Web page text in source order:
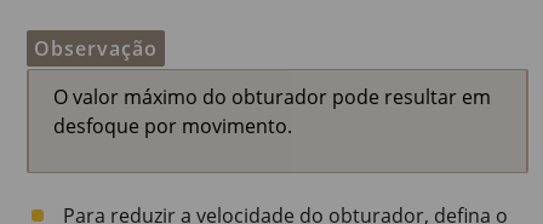
Observação
O valor máximo do obturador pode resultar em
desfoque por movimento.
Para reduzir a velocidade do obturador, defina o